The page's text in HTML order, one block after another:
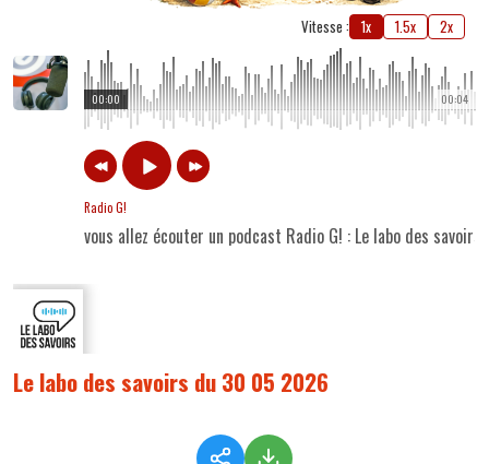
Vitesse : 1x 1.5x 2x
00:04
00:00
Radio G!
vous allez écouter un podcast Radio G! : Le labo des
Le labo des savoirs du 30 05 2026